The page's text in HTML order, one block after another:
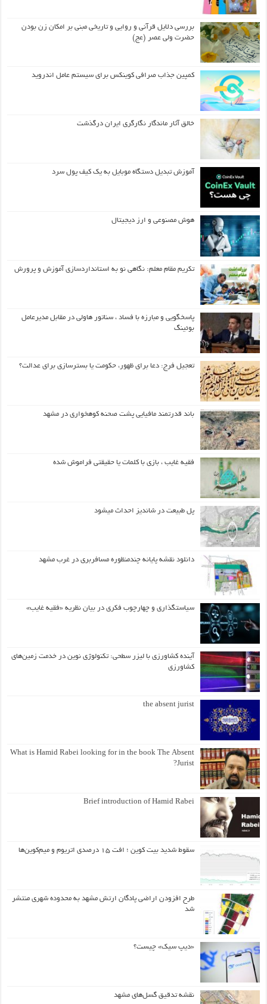
بررسی دلایل قرآنی و روایی و تاریخی مبنی بر امکان زن بودن
حضرت ولی عصر (عج)
کمپین جذاب صرافی کوینکس برای سیستم عامل اندروید
خالق آثار ماندگار نگارگری ایران درگذشت
آموزش تبدیل دستگاه موبایل به یک کیف‌ پول سرد
هوش مصنوعی و ارز دیجیتال
تکریم مقام معلم: نگاهی نو به استانداردسازی آموزش و پرورش
پاسخگویی و مبارزه با فساد ، سناتور هاولی در مقابل مدیرعامل
بوئینگ
تعجیل فرج: دعا برای ظهور، حکومت یا بسترسازی برای عدالت؟
باند قدرتمند مافیایی پشت صحنه کوهخواری در مشهد
فقیه غایب ، بازی با کلمات یا حقیقتی فراموش شده
پل طبیعت در شاندیز احداث میشود
دانلود نقشه پایانه چندمنظوره مسافربری در غرب مشهد
سیاستگذاری و چهارچوب فکری در بیان نظریه «فقیه غایب»
آینده کشاورزی با لیزر سطحی: تکنولوژی نوین در خدمت زمین‌های
کشاورزی
the absent jurist
What is Hamid Rabei looking for in the book The Absent
Jurist?
Brief introduction of Hamid Rabei
سقوط شدید بیت کوین ؛ افت ۱۵ درصدی اتریوم و میم‌کوین‌ها
طرح افزودن اراضی پادگان ارتش مشهد به محدوده شهری منتشر
شد
«دیپ سیک» چیست؟
نقشه تدقیق گسل‌های مشهد